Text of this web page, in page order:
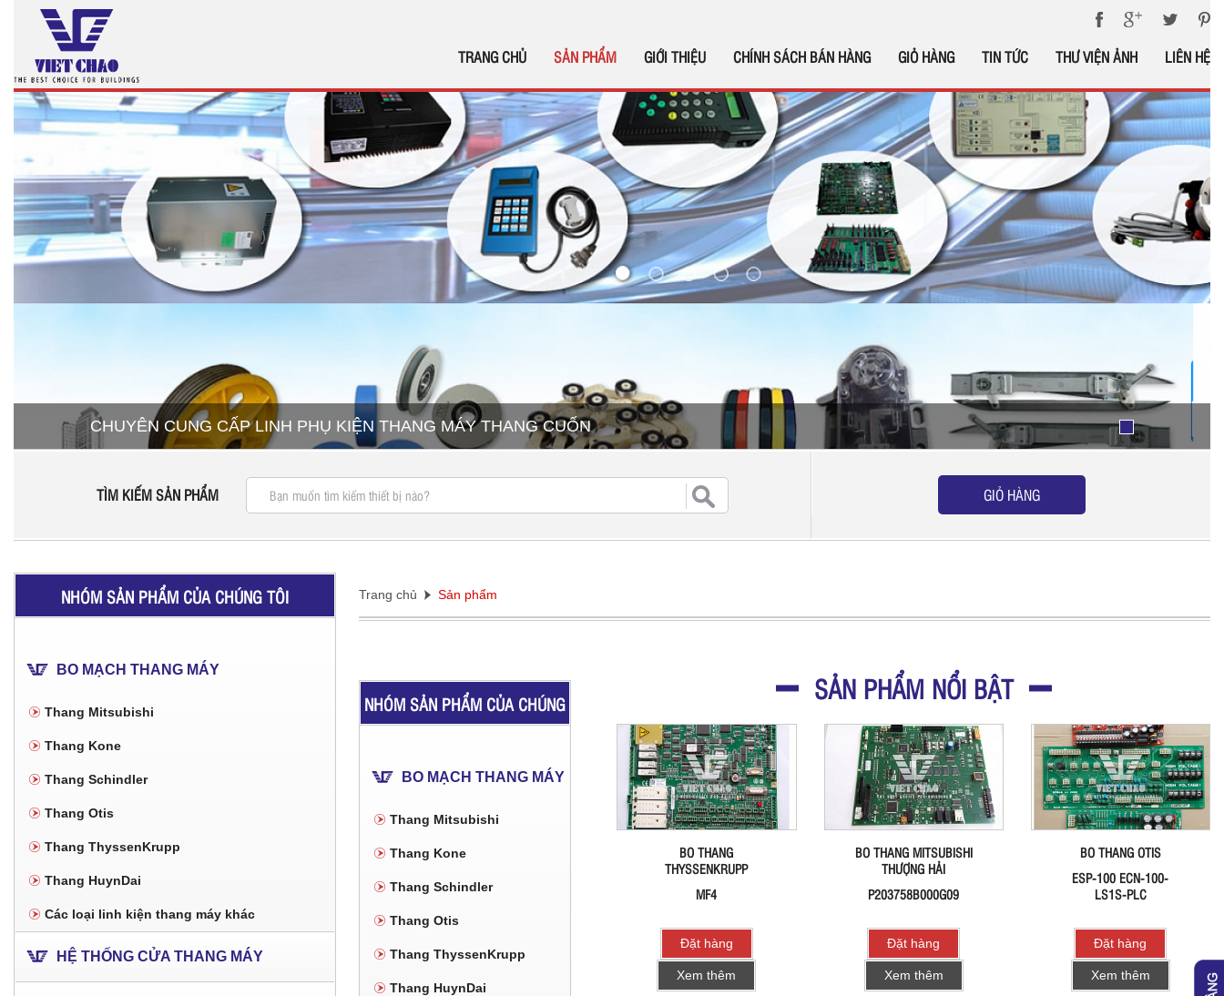
TRANG CHỦ SẢN PHẨM GIỚI THIỆU CHÍNH SÁCH BÁN HÀNG GIỎ HÀNG TIN TỨC THƯ VIỆN ẢNH LIÊN HỆ
CHUYÊN CUNG CẤP LINH PHỤ KIỆN THANG MÁY THANG CUỐN
TÌM KIẾM SẢN PHẨM GIỎ HÀNG
NHÓM SẢN PHẨM CỦA CHÚNG TÔI
BO MẠCH THANG MÁY
Thang Mitsubishi
Thang Kone
Thang Schindler
Thang Otis
Thang ThyssenKrupp
Thang HuynDai
Các loại linh kiện thang máy khác
HỆ THỐNG CỬA THANG MÁY
Trang chủ Sản phẩm
NHÓM SẢN PHẨM CỦA CHÚNG
BO MẠCH THANG MÁY
Thang Mitsubishi
Thang Kone
Thang Schindler
Thang Otis
Thang ThyssenKrupp
Thang HuynDai
SẢN PHẨM NỔI BẬT
BO THANG
THYSSENKRUPP
MF4
Đặt hàng
Xem thêm
BO THANG MITSUBISHI
THƯỢNG HẢI
P203758B000G09
Đặt hàng
Xem thêm
BO THANG OTIS
ESP-100 ECN-100-
LS1S-PLC
Đặt hàng
Xem thêm